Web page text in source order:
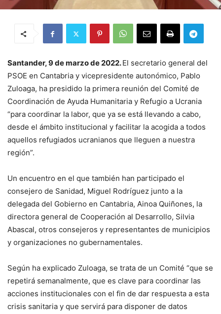
Santander, 9 de marzo de 2022.El secretario general del
PSOE en Cantabria y vicepresidente autonómico, Pablo
Zuloaga, ha presidido la primera reunión del Comité de
Coordinación de Ayuda Humanitaria y Refugio a Ucrania
“para coordinar la labor, que ya se está llevando a cabo,
desde el ámbito institucional y facilitar la acogida a todos
aquellos refugiados ucranianos que lleguen a nuestra
región”.
Un encuentro en el que también han participado el
consejero de Sanidad, Miguel Rodríguez junto a la
delegada del Gobierno en Cantabria, Ainoa Quiñones, la
directora general de Cooperación al Desarrollo, Silvia
Abascal, otros consejeros y representantes de municipios
y organizaciones no gubernamentales.
Según ha explicado Zuloaga, se trata de un Comité “que se
repetirá semanalmente, que es clave para coordinar las
acciones institucionales con el fin de dar respuesta a esta
crisis sanitaria y que servirá para disponer de datos